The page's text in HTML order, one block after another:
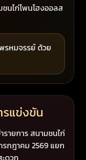
นไก่โพนโฮงออลส
รหมจรรย์ ด้วย
แข่งขัน
ายการ สนามชนไก่
กฎาคม 2569 แยก
ดวก